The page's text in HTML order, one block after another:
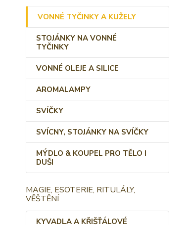
VONNÉ TYČINKY A KUŽELY
STOJÁNKY NA VONNÉ
TYČINKY
VONNÉ OLEJE A SILICE
AROMALAMPY
SVÍČKY
SVÍCNY, STOJÁNKY NA SVÍČKY
MÝDLO & KOUPEL PRO TĚLO I
DUŠI
MAGIE, ESOTERIE, RITULÁLY,
VĚŠTĚNÍ
KYVADLA A KŘIŠŤÁLOVÉ